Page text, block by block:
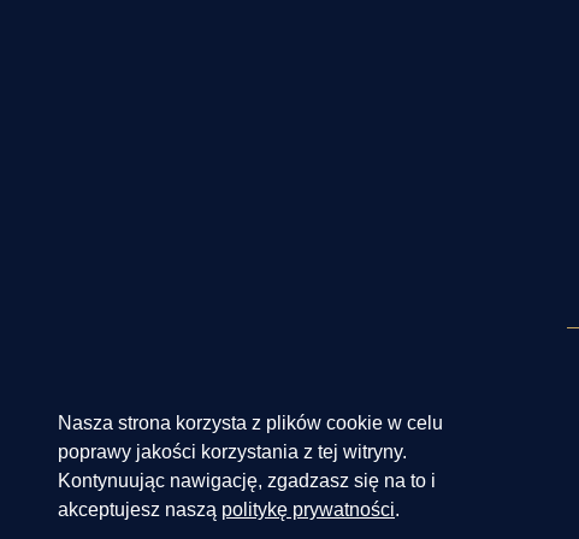
Nasza strona korzysta z plików cookie w celu
poprawy jakości korzystania z tej witryny.
Kontynuując nawigację, zgadzasz się na to i
akceptujesz naszą politykę prywatności.